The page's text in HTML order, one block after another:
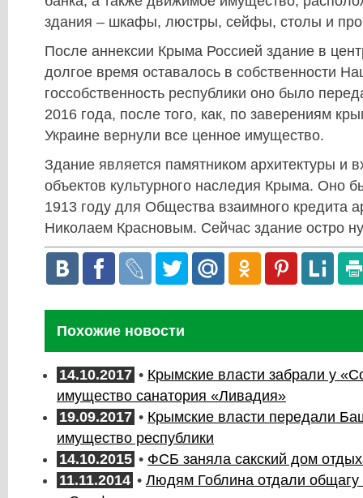
здания – шкафы, люстры, сейфы, столы и
После аннексии Крыма Россией здание в
долгое время оставалось в собственности
госсобственность республики оно было
2016 года, после того, как, по заверениям
Украине вернули все ценное имущество.
Здание является памятником архитектуры и
объектов культурного наследия Крыма. Оно
1913 году для Общества взаимного кредита
Николаем Красновым. Сейчас здание остро
Похожие новости
14.10.2017 • Крымские власти забрали у
имущество санатория «Ливадия»
19.09.2017 • Крымские власти передали
имущество республики
14.10.2015 • ФСБ заняла сакский дом
11.11.2014 • Людям Гоблина отдали общагу